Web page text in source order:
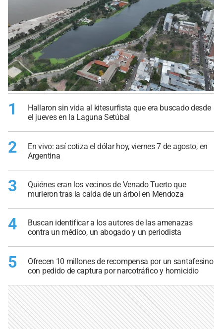
1
Hallaron sin vida al kitesurfista que era buscado desde
el jueves en la Laguna Setúbal
2
En vivo: así cotiza el dólar hoy, viernes 7 de agosto, en
Argentina
3
Quiénes eran los vecinos de Venado Tuerto que
murieron tras la caída de un árbol en Mendoza
4
Buscan identificar a los autores de las amenazas
contra un médico, un abogado y un periodista
5
Ofrecen 10 millones de recompensa por un santafesino
con pedido de captura por narcotráfico y homicidio